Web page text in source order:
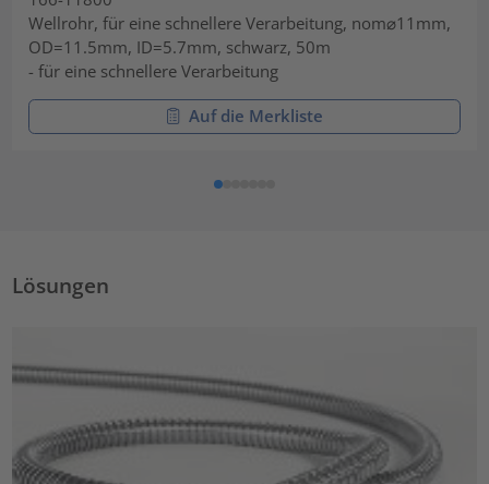
Wellrohr, für eine schnellere Verarbeitung, nom⌀11mm,
OD=11.5mm, ID=5.7mm, schwarz, 50m
- für eine schnellere Verarbeitung
Auf die Merkliste
Lösungen